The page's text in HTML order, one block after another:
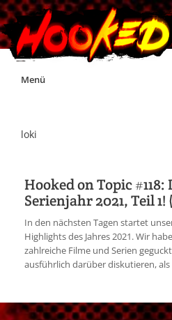
Skip
Menü
Impressum
Jobs
loki
Hooked on Topic
Serienjahr 2021, Teil
In den nächsten Tagen startet
Highlights des Jahres 2021. Wir
zahlreiche Filme und Serien
ausführlich darüber diskutieren, als